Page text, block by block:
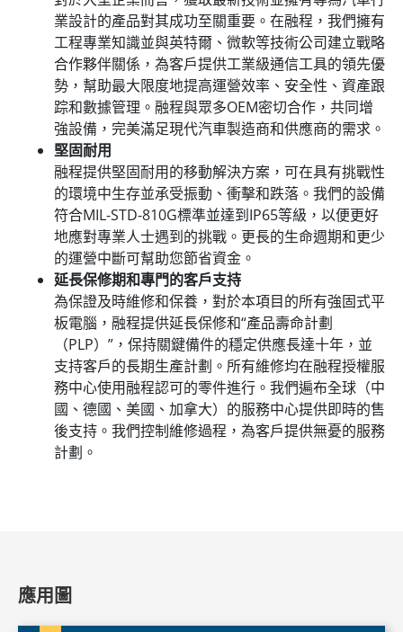
業設計的產品對其成功至關重要。在融程，我們擁有
工程專業知識並與英特爾、微軟等技術公司建立戰略
合作夥伴關係，為客戶提供工業級通信工具的領先優
勢，幫助最大限度地提高運營效率、安全性、資產跟
踪和數據管理。融程與眾多OEM密切合作，共同增
強設備，完美滿足現代汽車製造商和供應商的需求。
堅固耐用
融程提供堅固耐用的移動解決方案，可在具有挑戰性
的環境中生存並承受振動、衝擊和跌落。我們的設備
符合MIL-STD-810G標準並達到IP65等級，以便更好
地應對專業人士遇到的挑戰。更長的生命週期和更少
的運營中斷可幫助您節省資金。
延長保修期和專門的客戶支持
為保證及時維修和保養，對於本項目的所有強固式平
板電腦，融程提供延長保修和“產品壽命計劃
（PLP）”，保持關鍵備件的穩定供應長達十年，並
支持客戶的長期生產計劃。所有維修均在融程授權服
務中心使用融程認可的零件進行。我們遍布全球（中
國、德國、美國、加拿大）的服務中心提供即時的售
後支持。我們控制維修過程，為客戶提供無憂的服務
計劃。
應用圖